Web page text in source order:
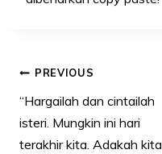
Post
navigation
PREVIOUS
“Hargailah dan cintailah
isteri. Mungkin ini hari
terakhir kita. Adakah kita